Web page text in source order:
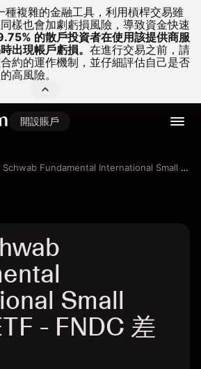
種複雜的金融工具，利用槓桿交易雖
樣也會加劇虧損風險，導致資金快速
的散戶投資者在使用該提供商服
出現帳戶虧損。 在進行交易之前，請
約的運作機制，並仔細評估自己是否
高風險。
開設賬戶
Schwab Fundamental International Small Equity ETF
Small
- FNDC 差